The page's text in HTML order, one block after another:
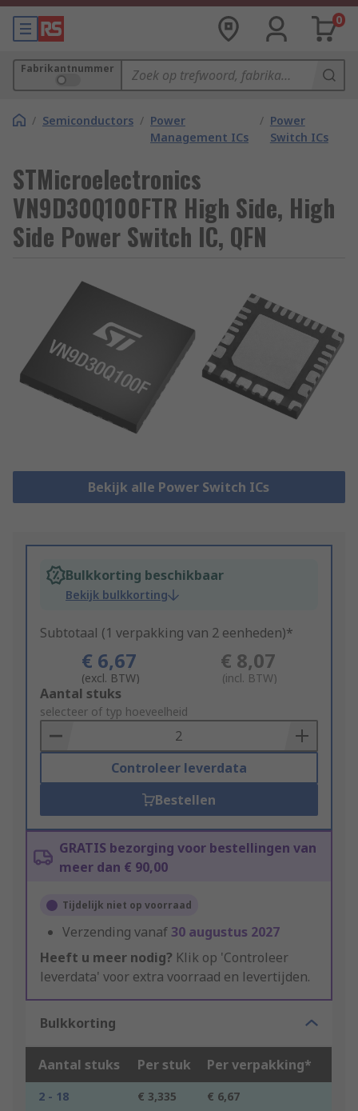
0
Fabrikantnummer
/ Semiconductors / Power
Management ICs
/ Power
Switch ICs
STMicroelectronics
VN9D30Q100FTR High Side, High
Side Power Switch IC, QFN
Bekijk alle Power Switch ICs
Bulkkorting beschikbaar
Bekijk bulkkorting
Subtotaal (1 verpakking van 2 eenheden)*
€ 6,67
(excl. BTW)
€ 8,07
(incl. BTW)
Add
to
Basket
Aantal stuks
selecteer of typ hoeveelheid
Controleer leverdata
Bestellen
GRATIS bezorging voor bestellingen van
meer dan € 90,00
Tijdelijk niet op voorraad
Verzending vanaf30 augustus 2027
Heeft u meer nodig? Klik op 'Controleer
leverdata' voor extra voorraad en levertijden.
Bulkkorting
Aantal stuks Per stuk Per verpakking*
2 - 18 € 3,335
€ 6,67